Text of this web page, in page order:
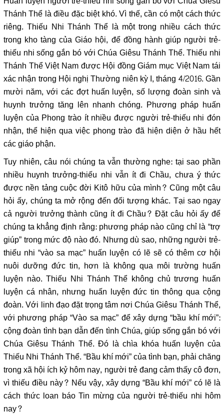
Thánh Thể là điều đặc biệt khó. Vì thế, cần có một cách thức
riêng. Thiếu Nhi Thánh Thể là một trong nhiều cách thức
trong kho tàng của Giáo hội, để đồng hành giúp người trẻ-
thiếu nhi sống gắn bó với Chúa Giêsu Thánh Thể. Thiếu nhi
Thánh Thể Việt Nam được Hội đồng Giám mục Việt Nam tái
xác nhận trong Hội nghị Thường niên kỳ I, tháng 4/2016. Gần
mười năm, với các đợt huấn luyện, số lượng đoàn sinh và
huynh trưởng tăng lên nhanh chóng. Phương pháp huấn
luyện của Phong trào ít nhiều được người trẻ-thiếu nhi đón
nhận, thể hiện qua việc phong trào đã hiện diện ở hầu hết
các giáo phận.
Tuy nhiên, câu nói chúng ta vẫn thường nghe: tại sao phần
nhiều huynh trưởng-thiếu nhi vẫn ít đi Chầu, chưa ý thức
được nền tảng cuộc đời Kitô hữu của mình? Cũng một câu
hỏi ấy, chúng ta mở rộng đến đối tượng khác. Tại sao ngay
cả người trưởng thành cũng ít đi Chầu? Đặt câu hỏi ấy để
chúng ta khẳng định rằng: phương pháp nào cũng chỉ là “trợ
giúp” trong mức độ nào đó. Nhưng dù sao, những người trẻ-
thiếu nhi “vào sa mạc” huấn luyện có lẽ sẽ có thêm cơ hội
nuôi dưỡng đức tin, hơn là không qua môi trường huấn
luyện nào. Thiếu Nhi Thánh Thể không chủ trương huấn
luyện cá nhân, nhưng huấn luyện đức tin thông qua cộng
đoàn. Với linh đạo đặt trọng tâm nơi Chúa Giêsu Thánh Thể,
với phương pháp “Vào sa mạc” để xây dựng “bầu khí mới”:
cộng đoàn tình bạn dẫn đến tình Chúa, giúp sống gắn bó với
Chúa Giêsu Thánh Thể. Đó là chìa khóa huấn luyện của
Thiếu Nhi Thánh Thể. “Bầu khí mới” của tình bạn, phải chăng
trong xã hội ích kỷ hôm nay, người trẻ đang cảm thấy cô đơn,
vì thiếu điều này? Nếu vậy, xây dựng “Bầu khí mới” có lẽ là
cách thức loan báo Tin mừng của người trẻ-thiếu nhi hôm
nay?